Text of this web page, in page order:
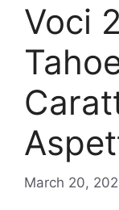
Voci
March 20,